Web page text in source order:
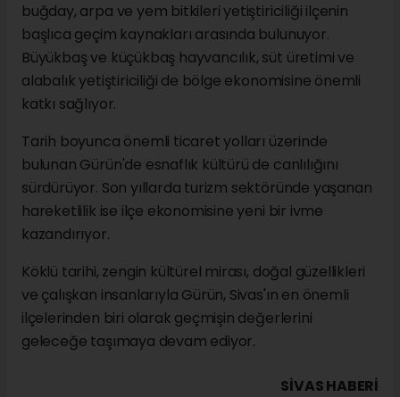
buğday, arpa ve yem bitkileri yetiştiriciliği ilçenin
başlıca geçim kaynakları arasında bulunuyor.
Büyükbaş ve küçükbaş hayvancılık, süt üretimi ve
alabalık yetiştiriciliği de bölge ekonomisine önemli
katkı sağlıyor.
Tarih boyunca önemli ticaret yolları üzerinde
bulunan Gürün'de esnaflık kültürü de canlılığını
sürdürüyor. Son yıllarda turizm sektöründe yaşanan
hareketlilik ise ilçe ekonomisine yeni bir ivme
kazandırıyor.
Köklü tarihi, zengin kültürel mirası, doğal güzellikleri
ve çalışkan insanlarıyla Gürün, Sivas'ın en önemli
ilçelerinden biri olarak geçmişin değerlerini
geleceğe taşımaya devam ediyor.
SIVAS HABERİ